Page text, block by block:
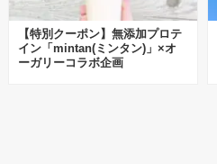
【特別クーポン】無添加プロテ
イン「mintan(ミンタン)」×オ
ーガリーコラボ企画